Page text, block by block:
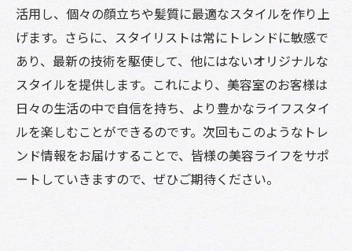
活用し、個々の顔立ちや髪質に最適なスタイルを作り上
げます。さらに、スタイリストは常にトレンドに敏感で
あり、最新の技術を駆使して、他にはないオリジナルな
スタイルを提供します。これにより、美容室のお客様は
日々の生活の中で自信を持ち、より豊かなライフスタイ
ルを楽しむことができるのです。次回もこのようなトレ
ンド情報をお届けすることで、皆様の美容ライフをサポ
ートしていきますので、ぜひご期待ください。